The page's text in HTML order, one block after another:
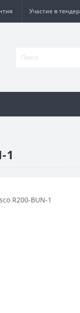
Участие в
1